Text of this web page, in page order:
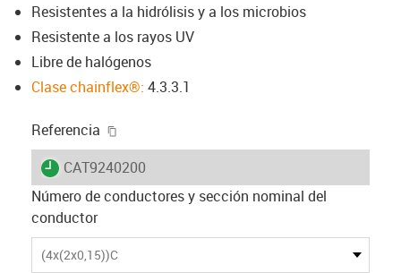
Resistentes a la hidrólisis y a los microbios
Resistente a los rayos UV
Libre de halógenos
Clase chainflex®: 4.3.3.1
Referencia
igus-icon-lieferzeit
CAT9240200
Número de conductores y sección nominal del
conductor
(4x(2x0,15))C